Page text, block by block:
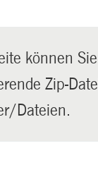
können
Zip-
Dateien.